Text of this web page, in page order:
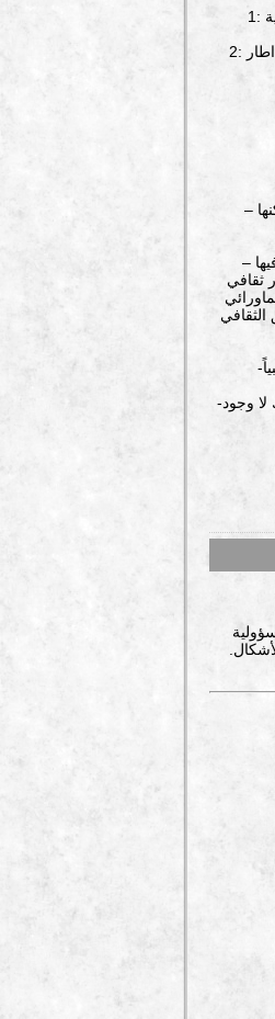
2: الدراسات الثقافية ليست مجرد دراسة للثقافة فالهدف منها هو فهم الثقافة بجميع اشكالها المركبة و المعقدة و تحليل السياق الاجتماعي و السياسي و الادبي في اطار
– الخطاب في النقد الثقافي يكون جماهيريا ومقبولا ومستهلكا على الأغلب بينما الدراسات الثقافية لا تميز هذا عن ذاك فقد يكون الخطاب نخبويا وليس جماهيريا ولكنها
– النقد الثقافي يتعامل مع نسق مضمر ما ورائي لا يظهر على سطح النص أو الخطاب بينما تهتم الدراسات الثقافية بظواهر ثقافية لها حضور في الخطاب أو النص وفيها
ثقافي
-هناك أدوات شبه إجرائية في النقد الثقافي وهو يبحث عن النسق المضمر والعيوب النسقية لخصها عبد الله الغذامي بالجملة الثقافية والتورية الثقافية وغيرها وذلك لا وجود